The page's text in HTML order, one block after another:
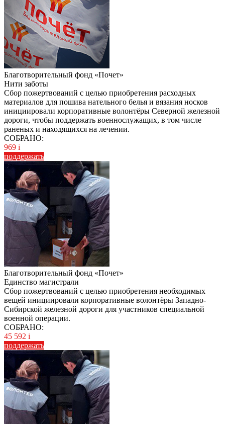
Благотворительный фонд «Почет»
Нити заботы
Сбор пожертвований с целью приобретения расходных
материалов для пошива нательного белья и вязания носков
инициировали корпоративные волонтёры Северной железной
дороги, чтобы поддержать военнослужащих, в том числе
раненых и находящихся на лечении.
СОБРАНО:
969 i
поддержать
Благотворительный фонд «Почет»
Единство магистрали
Сбор пожертвований с целью приобретения необходимых
вещей инициировали корпоративные волонтёры Западно-
Сибирской железной дороги для участников специальной
военной операции.
СОБРАНО:
45 592 i
поддержать